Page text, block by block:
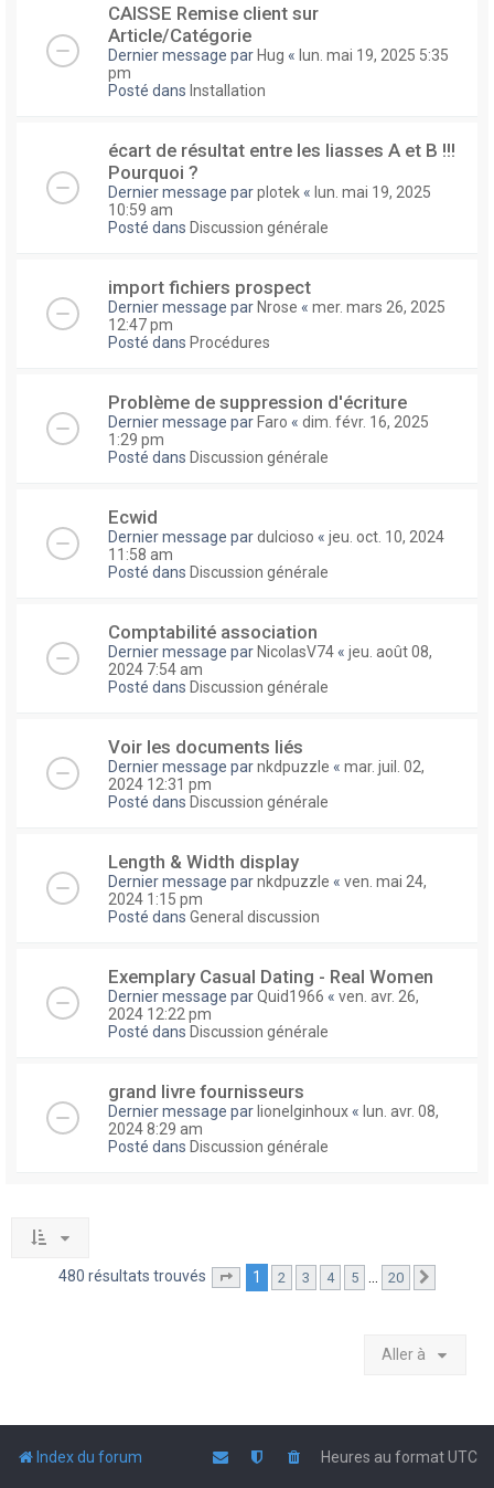
CAISSE Remise client sur
Article/Catégorie
Dernier message par Hug « lun. mai 19, 2025 5:35
pm
Posté dans Installation
écart de résultat entre les liasses A et B !!!
Pourquoi ?
Dernier message parplotek « lun. mai 19, 2025
10:59 am
Posté dans Discussion générale
import fichiers prospect
Dernier message par Nrose « mer. mars 26, 2025
12:47 pm
Posté dans Procédures
Problème de suppression d'écriture
Dernier message par Faro « dim. févr. 16, 2025
1:29 pm
Posté dans Discussion générale
Ecwid
Dernier message pardulcioso « jeu. oct. 10, 2024
11:58 am
Posté dans Discussion générale
Comptabilité association
Dernier message par NicolasV74 « jeu. août 08,
2024 7:54 am
Posté dans Discussion générale
Voir les documents liés
Dernier message parnkdpuzzle « mar. juil. 02,
2024 12:31 pm
Posté dans Discussion générale
Length & Width display
Dernier message parnkdpuzzle « ven. mai 24,
2024 1:15 pm
Posté dans General discussion
Exemplary Сasual Dating - Real Women
Dernier message parQuid1966 « ven. avr. 26,
2024 12:22 pm
Posté dans Discussion générale
grand livre fournisseurs
Dernier message par lionelginhoux « lun. avr. 08,
2024 8:29 am
Posté dans Discussion générale
480 résultats trouvés Page sur20
1 2 3 4 5 … 20
Aller à
Index du forum Heures au formatUTC